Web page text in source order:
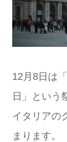
12月8日は
日」という
イタリアの
まります。